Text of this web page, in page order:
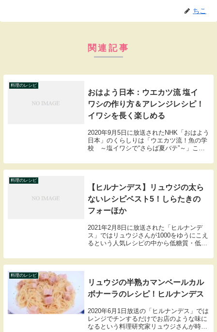
ちこ
関連記事
料理のレシピ
おはよう日本：ウエカツ流 塩イ
ワシの作り方＆アレンジレシピ！
イワシを長く楽しめる
2020年9月5日に放送されたNHK「おはよう
日本」のくらしりは「ウエカツ流！魚の学
校 ～塩イワシで“さらば夏バテ”～」ここ
の作り方、アレンジレシピをまとめました
ので紹介します。
料理のレシピ
【ヒルナンデス】リュウジの太ら
ないレシピベスト5！しらたきの
フォーほか
2021年2月8日に放送された「ヒルナンデ
ス」ではリュウジさんが1000をゆうにこえ
るという人気レシピの中から低糖質・低カ
かずレシピおすすめベスト5を紹介してく
れました。・なんちゃってクラムチャウダ
料理のレシピ
リュウジの半熟カマンベールカル
ボナーラのレシピ！ヒルナンデス
2020年6月1日放送の「ヒルナンデス」では
レンジでチンするだけでお店のような味に
なるという料理研究家リュウジさんが時